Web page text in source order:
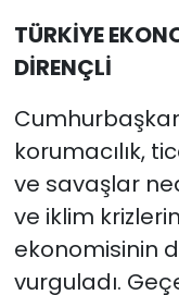
TÜRKİYE
DİRENÇLİ
korumacılık,
ve savaşlar
ve iklim
ekonomisinin
vurguladı.